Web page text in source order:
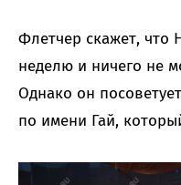
Флетчер скажет, что
неделю и ничего не
Однако он
по имени Гай,